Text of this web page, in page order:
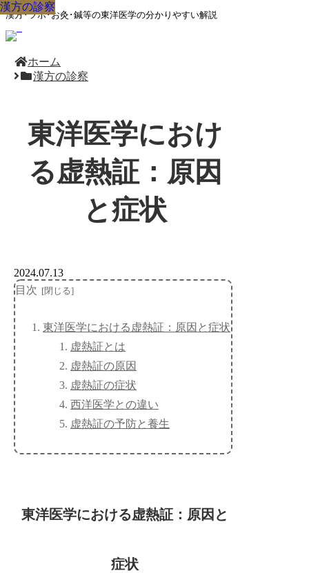
漢方･ツボ･お灸･鍼等の東洋医学の分かりやすい解説
ホーム
漢方の診察
東洋医学におけ
る虚熱証：原因
と症状
漢方の診察
2024.07.13
目次
東洋医学における虚熱証：原因と症状
虚熱証とは
虚熱証の原因
虚熱証の症状
西洋医学との違い
虚熱証の予防と養生
東洋医学における虚熱証：原因と
症状
漢方の診察
漢方の診察
漢方の診察
漢方の診察
漢方の診察
漢方の診察
漢方の診察
漢方の診察